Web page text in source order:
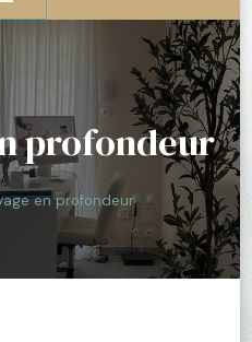
profondeur
en profondeur